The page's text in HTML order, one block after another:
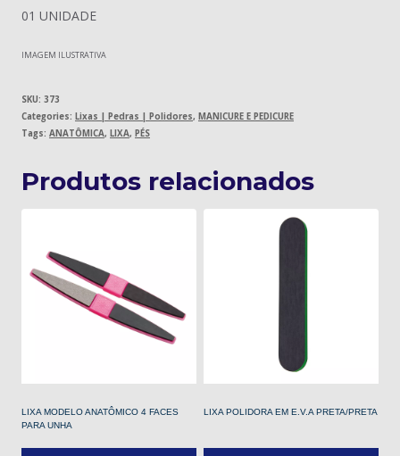
01 UNIDADE
IMAGEM ILUSTRATIVA
SKU: 373
Categories: Lixas | Pedras | Polidores, MANICURE E PEDICURE
Tags: ANATÔMICA, LIXA, PÉS
Produtos relacionados
LIXA MODELO ANATÔMICO 4 FACES
PARA UNHA
LIXA POLIDORA EM E.V.A PRETA/PRETA